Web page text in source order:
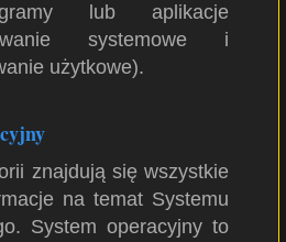
lub aplikacje
systemowe i
użytkowe).
znajdują się wszystkie
na temat Systemu
System operacyjny to